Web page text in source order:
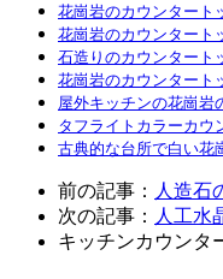
花崗岩のカウンタート
花崗岩のカウンタート
石造りのカウンタート
花崗岩のカウンタート
屋外キッチンの花崗岩
タフライトカラーカウ
古典的な台所で白い花
前の記事： 人造石
次の記事： 人工水
キッチンカウンタ